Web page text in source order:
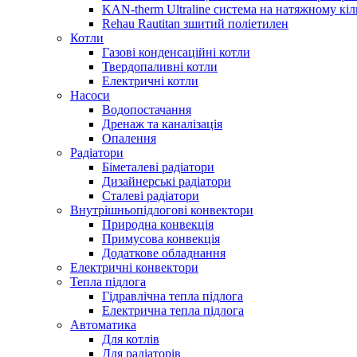
KAN-therm Ultraline система на натяжному
Rehau Rautitan зшитий поліетилен
Котли
Газові конденсаційні котли
Твердопаливні котли
Електричні котли
Насоси
Водопостачання
Дренаж та каналізація
Опалення
Радіатори
Біметалеві радіатори
Дизайнерські радіатори
Сталеві радіатори
Внутрішньопідлогові конвектори
Природна конвекція
Примусова конвекція
Додаткове обладнання
Електричні конвектори
Тепла підлога
Гідравлічна тепла підлога
Електрична тепла підлога
Автоматика
Для котлів
Для радіаторів